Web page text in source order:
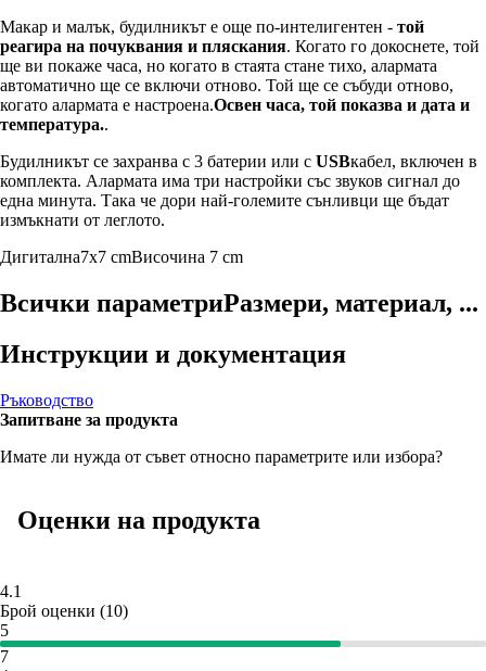
Макар и малък, будилникът е още по-интелигентен - той
реагира на почуквания и пляскания. Когато го докоснете, той
ще ви покаже часа, но когато в стаята стане тихо, алармата
автоматично ще се включи отново. Той ще се събуди отново,
когато алармата е настроена.Освен часа, той показва и дата и
температура..
Будилникът се захранва с 3 батерии или с USBкабел, включен в
комплекта. Алармата има три настройки със звуков сигнал до
една минута. Така че дори най-големите сънливци ще бъдат
измъкнати от леглото.
Дигитална7x7 cmВисочина 7 cm
Всички параметриРазмери, материал, ...
Инструкции и документация
Ръководство
Запитване за продукта
Имате ли нужда от съвет относно параметрите или избора?
Оценки на продукта
4.1
Брой оценки (10)
5
7